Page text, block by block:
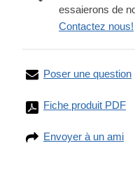
essaierons de
Contactez nous!
Poser une question
Fiche produit PDF
Envoyer à un ami